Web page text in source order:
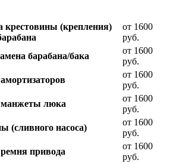
крестовины (крепления)
от 1600
руб.
барабана/бака
от 1600
руб.
от 1600
руб.
манжеты люка
от 1600
руб.
(сливного насоса)
от 1600
руб.
привода
от 1600
руб.